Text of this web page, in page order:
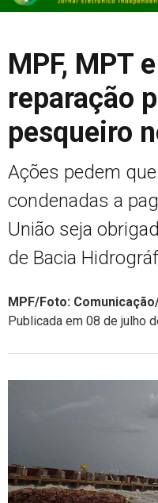
MPF, MPT
reparação
pesqueiro
Ações pedem
condenadas a
União seja
de Bacia
MPF/Foto:
Publicada em 08 de julho